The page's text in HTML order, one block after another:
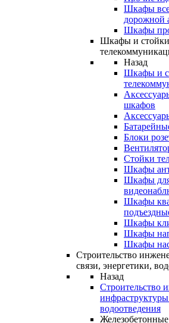
Шкафы
дорожной
Шкафы
Шкафы и стойки
Назад
Шкафы и
шкафов
Блоки
Стойки
Шкафы
Шкафы
Шкафы
Шкафы
Шкафы
Шкафы
Строительство
связи, энергетики,
Назад
Строительство
инфраструктуры
водоотведения